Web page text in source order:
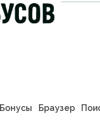
Бонусы Браузер